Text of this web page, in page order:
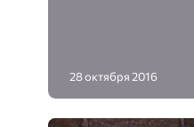
28 октября 2016